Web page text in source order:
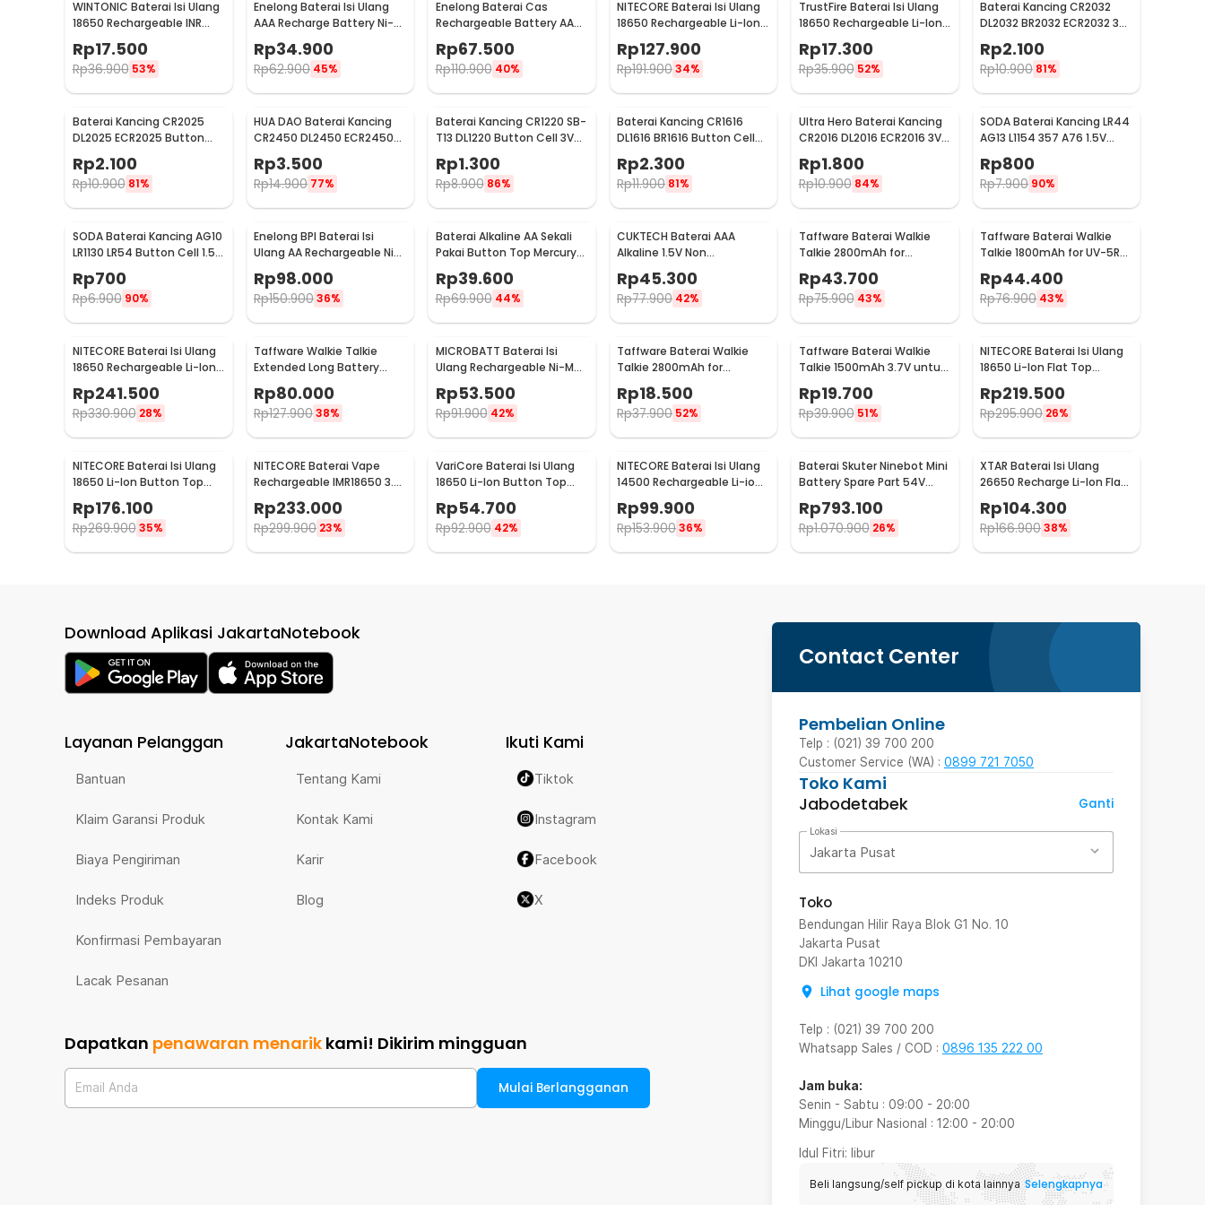
Kelengkapan Produk
Rincian yang Anda dapatkan untuk pembelian produk ini:
WINTONIC Baterai Isi Ulang
18650 Rechargeable INR
Rp17.500
Rp36.900 53%
Enelong Baterai Isi Ulang
AAA Recharge Battery Ni-
MH 1.2V 900mAh 4 PCS -
HR4
Rp34.900
Rp62.900 45%
Enelong Baterai Cas
Rechargeable Battery AA
Ni-MH 1.2V 2100mAh 4 PCS -
HR6
Rp67.500
Rp110.900 40%
NITECORE Baterai Isi Ulang
18650 Rechargeable Li-Ion
Rp127.900
Rp191.90034%
TrustFire Baterai Isi Ulang
18650 Rechargeable Li-Ion
3.7V 6000mAh 1PC -
BRC18650
Rp17.300
Rp35.900 52%
Baterai Kancing CR2032
DL2032 BR2032 ECR2032 3V
Rp2.100
Rp10.900 81%
Baterai Kancing CR2025
DL2025 ECR2025 Button
Rp2.100
Rp10.900 81%
HUA DAO Baterai Kancing
CR2450 DL2450 ECR2450
3V Lithium 1 PCS
Rp3.500
Rp14.900 77%
Baterai Kancing CR1220 SB-
T13 DL1220 Button Cell 3V
Lithium 1 PCS
Rp1.300
Rp8.900 86%
Baterai Kancing CR1616
DL1616 BR1616 Button Cell
3V Lithium 1 PCS
Rp2.300
Rp11.900 81%
Ultra Hero Baterai Kancing
CR2016 DL2016 ECR2016 3V
Lithium 1 PCS
Rp1.800
Rp10.900 84%
SODA Baterai Kancing LR44
AG13 L1154 357 A76 1.5V
Alkaline 1 PCS
Rp800
Rp7.900 90%
SODA Baterai Kancing AG10
LR1130 LR54 Button Cell 1.5V
Rp700
Rp6.900 90%
Enelong BPI Baterai Isi
Ulang AA Rechargeable Ni-
MH 1.2V 2700mAh 4 PCS
Rp98.000
Rp150.90036%
Baterai Alkaline AA Sekali
Pakai Button Top Mercury-
Free 1.5V 10 PCS - Zi5
Rp39.600
Rp69.900 44%
CUKTECH Baterai AAA
Alkaline 1.5V Non
Rechargeable 10 PCS - Zi7
Rp45.300
Rp77.900 42%
Taffware Baterai Walkie
Talkie 2800mAh for
Taffware Pofung BF-UV82 -
BL-8
Rp43.700
Rp75.900 43%
Taffware Baterai Walkie
Talkie 1800mAh for UV-5R
Rp44.400
Rp76.900 43%
NITECORE Baterai Isi Ulang
18650 Rechargeable Li-Ion
NL1834
Rp241.500
Rp330.900 28%
Taffware Walkie Talkie
Extended Long Battery
3800mAh - BL-5
Rp80.000
Rp127.90038%
MICROBATT Baterai Isi
Ulang Rechargeable Ni-MH
Button Top 1.2V AA-
1000mAh
Rp53.500
Rp91.900 42%
Taffware Baterai Walkie
Talkie 2800mAh for
Baofeng BF-777S 666S
888S
Rp18.500
Rp37.900 52%
Taffware Baterai Walkie
Talkie 1500mAh 3.7V untuk
Rp19.700
Rp39.900 51%
NITECORE Baterai Isi Ulang
18650 Li-Ion Flat Top
NL1832
Rp219.500
Rp295.900 26%
NITECORE Baterai Isi Ulang
18650 Li-Ion Button Top
2600 mAh 3.7V 1 PCS -
NL1826
Rp176.100
Rp269.900 35%
NITECORE Baterai Vape
Rechargeable IMR18650 3.7
V 3100mAh 1 PCS
Rp233.000
Rp299.900 23%
VariCore Baterai Isi Ulang
18650 Li-Ion Button Top
3400mAh
Rp54.700
Rp92.900 42%
NITECORE Baterai Isi Ulang
14500 Rechargeable Li-ion
NL1475R
Rp99.900
Rp153.90036%
Baterai Skuter Ninebot Mini
Battery Spare Part 54V
4900mAh
Rp793.100
Rp1.070.900 26%
XTAR Baterai Isi Ulang
26650 Recharge Li-Ion Flat
Top 5200mAh 3.6V 1PC
Rp104.300
Rp166.90038%
Contact Center
Pembelian Online
Telp : (021) 39 700 200
Customer Service (WA) : 0899 721 7050
Toko Kami
Jabodetabek
Ganti
Lokasi
Jakarta Pusat
Toko
Bendungan Hilir Raya Blok G1 No. 10
Jakarta Pusat
DKI Jakarta 10210
Lihat google maps
Telp : (021) 39 700 200
Whatsapp Sales / COD : 0896 135 222 00
Jam buka:
Senin - Sabtu : 09:00 - 20:00
Minggu/Libur Nasional : 12:00 - 20:00
Idul Fitri: libur
Beli langsung/self pickup di kota lainnya Selengkapnya
Download Aplikasi JakartaNotebook
Layanan Pelanggan
Bantuan
Klaim Garansi Produk
Biaya Pengiriman
Indeks Produk
Konfirmasi Pembayaran
Lacak Pesanan
JakartaNotebook
Tentang Kami
Kontak Kami
Karir
Blog
Ikuti Kami
Tiktok
Instagram
Facebook
X
Dapatkan penawaran menarik kami! Dikirim mingguan
Email Anda Mulai Berlangganan